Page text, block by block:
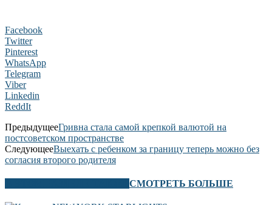
Facebook
Twitter
Pinterest
WhatsApp
Telegram
Viber
Linkedin
ReddIt
ПредыдущееГривна стала самой крепкой валютой на
постсоветском пространстве
СледующееВыехать с ребенком за границу теперь можно без
согласия второго родителя
СМОТРЕТЬ БОЛЬШЕ